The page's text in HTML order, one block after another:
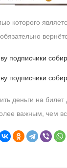
которого
деньги на
важным, чем